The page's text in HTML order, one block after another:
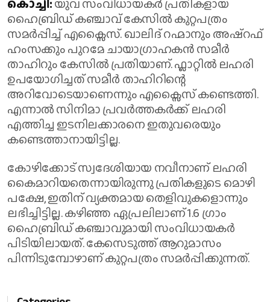
ഹൈബ്രിഡ് കഞ്ചാവ് കേസിൽ കുറ്റപത്രം
സമർപ്പിച്ച് എക്സൈസ്. ഖാലിദ് റഹ്മാനും അഷ്റഫ്
ഹംസക്കും പുറമേ ചായാഗ്രാഹകൻ സമീർ
താഹിറും കേസിൽ പ്രതിയാണ്. ഫ്ലാറ്റിൽ ലഹരി
ഉപയോഗിച്ചത് സമീർ താഹിറിന്റെ
അറിവോടെയാണെന്നും എക്സൈസ് കണ്ടെത്തി.
എന്നാൽ സിനിമാ പ്രവർത്തകർക്ക് ലഹരി
എത്തിച്ച ഇടനിലക്കാരനെ ഇതുവരെയും
കണ്ടെത്താനായിട്ടില്ല.
കോഴിക്കോട് സ്വദേശിയായ നവീനാണ് ലഹരി
കൈമാറിയതെന്നായിരുന്നു പ്രതികളുടെ മൊഴി
പക്ഷേ, ഇതിന് വ്യക്തമായ തെളിവുകളൊന്നും
ലഭിച്ചിട്ടില്ല. കഴിഞ്ഞ ഏപ്രലിലാണ് 1.6 ഗ്രാം
ഹൈബ്രിഡ് കഞ്ചാവുമായി സംവിധായകർ
പിടിയിലായത്. കേസെടുത്ത് ആറുമാസം
പിന്നിടുമ്പോഴാണ് കുറ്റപത്രം സമർപ്പിക്കുന്നത്.